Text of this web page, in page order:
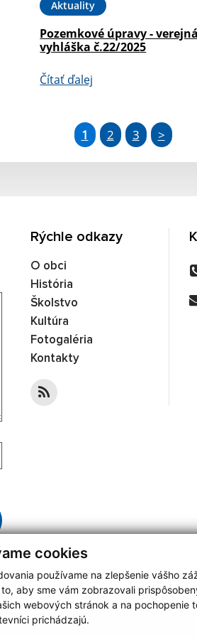
cookies
používame na zlepšenie vášho
aby sme vám zobrazovali
webových stránok a na pochopenie
prichádzajú.
Aktuality
Pozemkové úpravy - verejná
vyhláška č.22/2025
Čítať ďalej
1 2 3 >
Rýchle odkazy
O obci
História
Školstvo
Kultúra
Fotogaléria
Kontakty
|